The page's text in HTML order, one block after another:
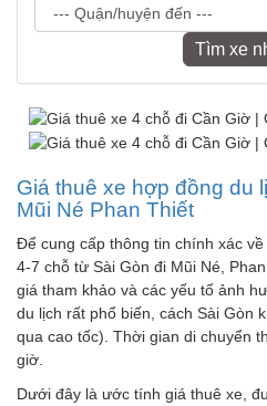
Tìm xe
Giá thuê xe hợp đồng du
Mũi Né Phan Thiết
Để cung cấp thông tin chính xác
4-7 chỗ từ Sài Gòn đi Mũi Né,
giá tham khảo và các yếu tố ảnh
du lịch rất phổ biến, cách Sài Gòn
qua cao tốc). Thời gian di chuyển
giờ.
Dưới đây là ước tính giá thuê xe,